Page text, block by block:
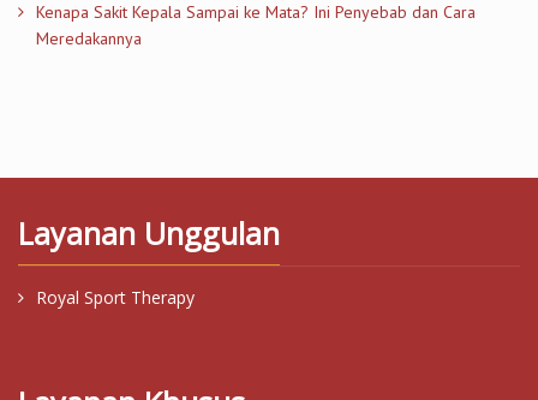
Kenapa Sakit Kepala Sampai ke Mata? Ini Penyebab dan Cara
Meredakannya
Layanan Unggulan
Royal Sport Therapy